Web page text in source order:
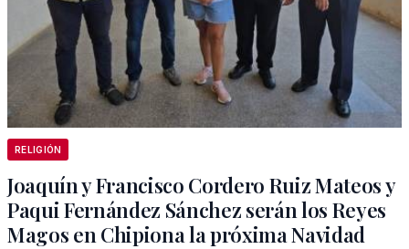
RELIGIÓN
Joaquín y Francisco Cordero Ruiz Mateos y
Paqui Fernández Sánchez serán los Reyes
Magos en Chipiona la próxima Navidad